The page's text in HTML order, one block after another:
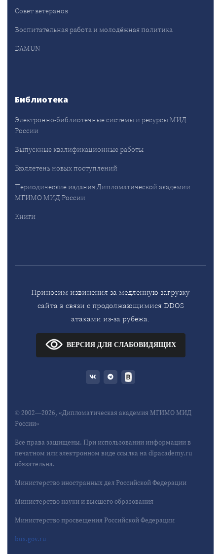
Совет ветеранов
Воспитательная работа и молодёжная политика
DAMUN
Библиотека
Электронно-библиотечные системы и ресурсы МИД
России
Выпускные квалификационные работы
Бюллетень новых поступлений
Периодические издания Дипломатической академии
МГИМО МИД России
Книги
Приносим извинения за медленную загрузку
сайта в связи с продолжающимися DDOS
атаками из-за рубежа.
ВЕРСИЯ ДЛЯ СЛАБОВИДЯЩИХ
© 2002—2026, «Дипломатическая академия МГИМО МИД
России»
Все права защищены. При использовании информации в
печатном или электронном виде ссылка на dipacademy.ru
обязательна.
Министерство иностранных дел Российской Федерации
Министерство науки и высшего образования
Министерство просвещения Российской Федерации
bus.gov.ru